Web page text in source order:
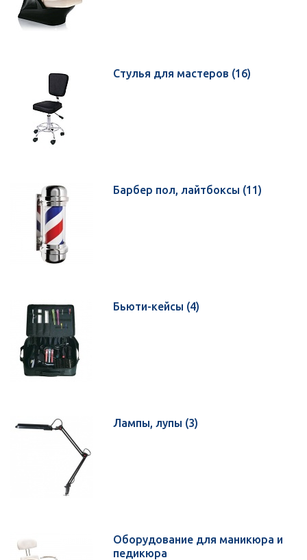
Стулья для мастеров (16)
Барбер пол, лайтбоксы (11)
Бьюти-кейсы (4)
Лампы, лупы (3)
Оборудование для маникюра и
педикюра